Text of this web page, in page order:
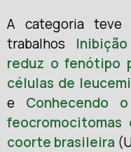
A categoria teve
trabalhos
reduz o fenótipo
células de
e Conhecendo
feocromocitomas
coorte brasileira